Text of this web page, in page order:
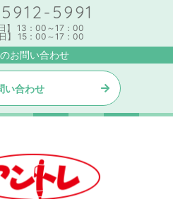
5991
日】 13：00～17：00
日】 15：00～17：00
お問い合わせ
い合わせ